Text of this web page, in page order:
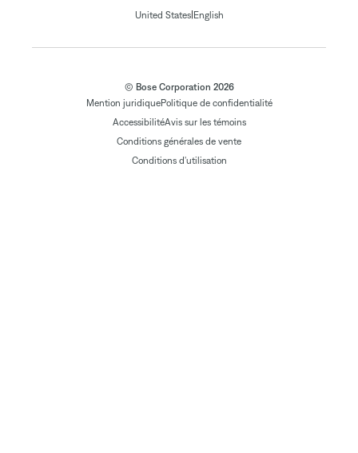
United States| English
© Bose Corporation 2026
Mention juridiquePolitique de confidentialité
AccessibilitéAvis sur les témoins
Conditions générales de vente
Conditions d'utilisation